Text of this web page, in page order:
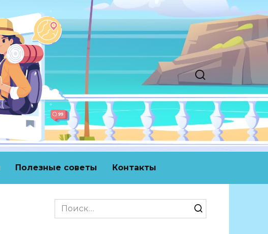
Полезные советы Контакты
Search
for: